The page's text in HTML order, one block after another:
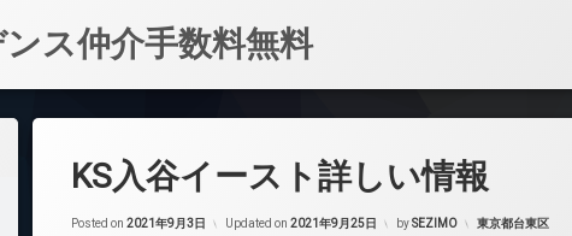
ス仲介手数料無料
KS入谷イースト詳しい情報
Posted on 2021年9月3日 Updated on 2021年9月25日 bySEZIMO カテゴリー:
東京都台東区